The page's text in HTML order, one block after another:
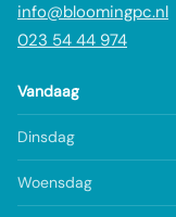
info@bloomingpc.nl
023 54 44 974
Vandaag
Dinsdag
Woensdag